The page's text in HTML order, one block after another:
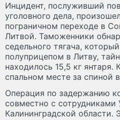
Инцидент, послуживший
уголовного дела,
пограничном переходе в
Литвой. Таможенники
седельного тягача,
полуприцепом в Литву,
находилось 15,5 кг янтаря.
спальном месте за спиной
Операция по задержанию
совместно с
Калининградской области.